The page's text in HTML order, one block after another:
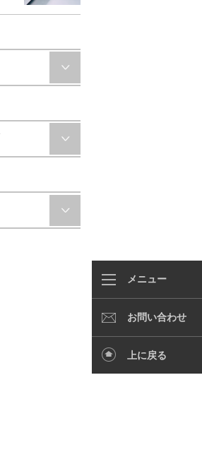
メニュー
お問い合わせ
上に戻る